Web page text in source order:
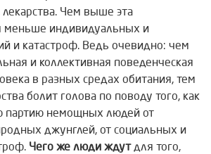
Чем выше эта
меньше индивидуальных и
и катастроф. Ведь очевидно: чем
и коллективная поведенческая
в разных средах обитания, тем
болит голова по поводу того, как
партию немощных людей от
джунглей, от социальных и
Чего же люди ждутдля того,